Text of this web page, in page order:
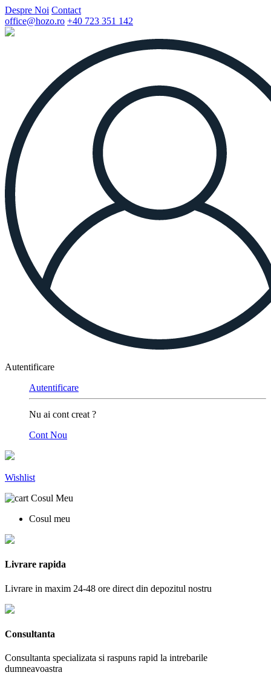
Despre Noi Contact
office@hozo.ro +40 723 351 142
Autentificare
Autentificare
Nu ai cont creat ?
Cont Nou
Wishlist
Cosul Meu
Cosul meu
Livrare rapida
Livrare in maxim 24-48 ore direct din depozitul nostru
Consultanta
Consultanta specializata si raspuns rapid la intrebarile
dumneavoastra